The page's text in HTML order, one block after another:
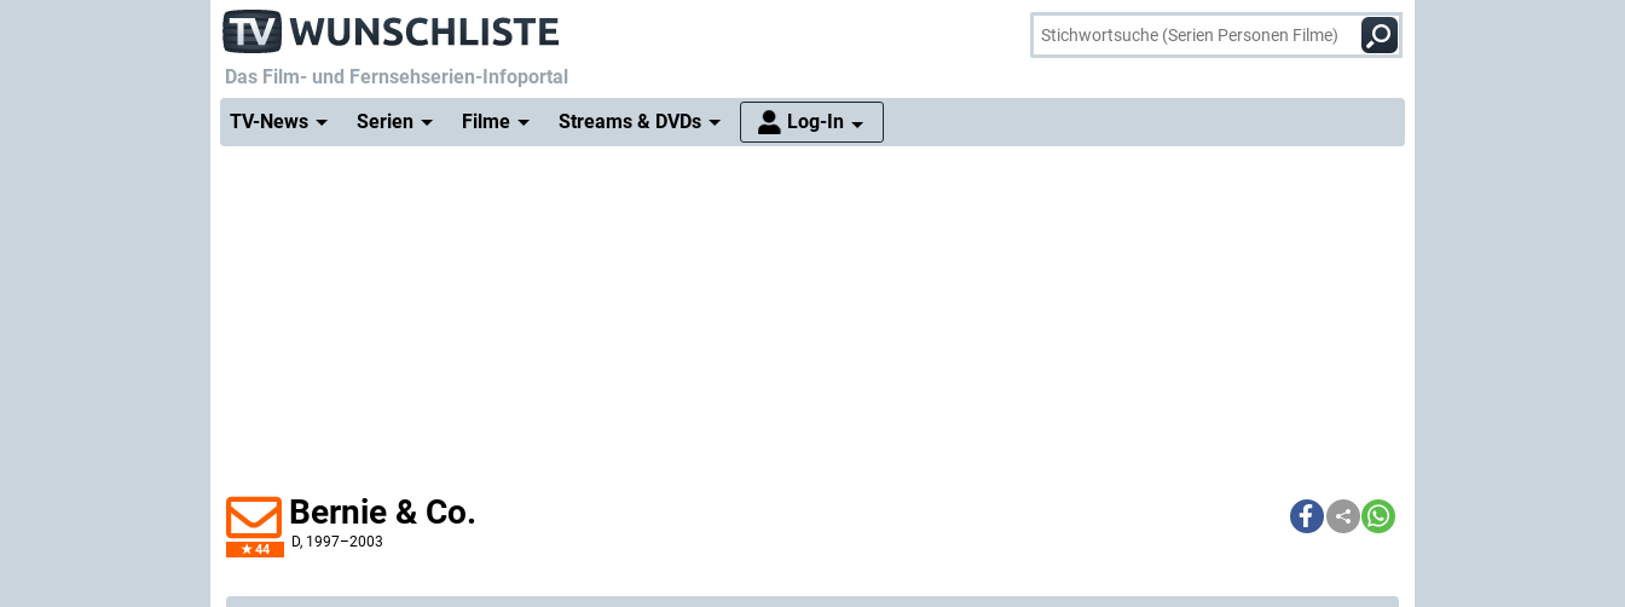
Das Film- und Fernsehserien-Infoportal
TV-News
Serien Filme Streams & DVDs Log-In
44
Bernie & Co.
D, 1997–2003
Serienticker